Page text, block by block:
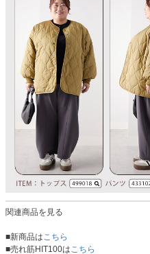
関連商品を見る
■新商品はこちら
■売れ筋HIT100はこちら